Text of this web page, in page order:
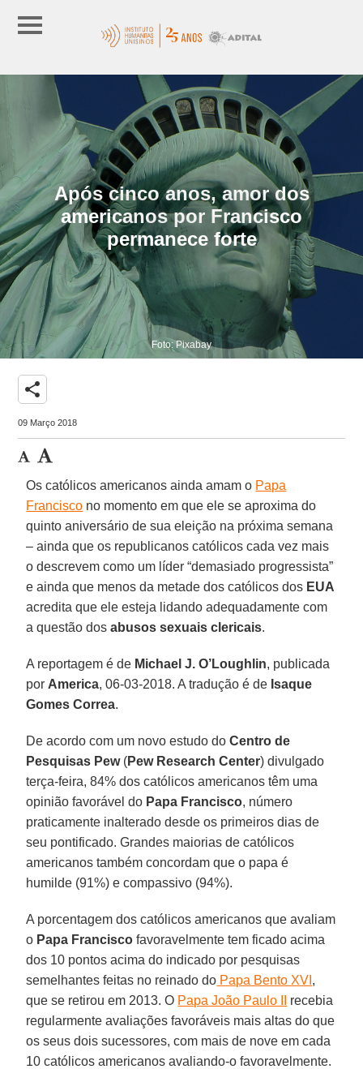
Após cinco anos, amor dos
americanos por Francisco
permanece forte
Foto: Pixabay
share
09 Março 2018
Os católicos americanos ainda amam o Papa
Francisco no momento em que ele se aproxima do
quinto aniversário de sua eleição na próxima semana
– ainda que os republicanos católicos cada vez mais
o descrevem como um líder “demasiado progressista”
e ainda que menos da metade dos católicos dos EUA
acredita que ele esteja lidando adequadamente com
a questão dosabusos sexuais clericais.
A reportagem é de Michael J. O’Loughlin, publicada
por America, 06-03-2018. A tradução é de Isaque
Gomes Correa.
De acordo com um novo estudo doCentro de
Pesquisas Pew(Pew Research Center) divulgado
terça-feira, 84% dos católicos americanos têm uma
opinião favorável do Papa Francisco, número
praticamente inalterado desde os primeiros dias de
seu pontificado. Grandes maiorias de católicos
americanos também concordam que o papa é
humilde (91%) e compassivo (94%).
A porcentagem dos católicos americanos que avaliam
o Papa Francisco favoravelmente tem ficado acima
dos 10 pontos acima do indicado por pesquisas
semelhantes feitas no reinado do Papa Bento XVI ,
que se retirou em 2013. O Papa João Paulo II
recebia
regularmente avaliações favoráveis mais altas do que
os seus dois sucessores, com mais de nove em cada
10 católicos americanos avaliando-o favoravelmente.